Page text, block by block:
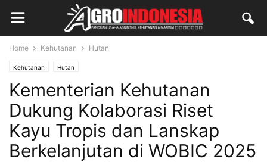
Home Kehutanan Hutan
Kehutanan Hutan
Kementerian Kehutanan
Dukung Kolaborasi Riset
Kayu Tropis dan Lanskap
Berkelanjutan di WOBIC 2025